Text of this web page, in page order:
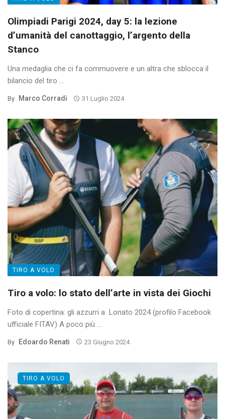
Olimpiadi Parigi 2024, day 5: la lezione
d’umanità del canottaggio, l’argento della
Stanco
Una medaglia che ci fa commuovere e un altra che sblocca il
bilancio del tiro ...
By Marco Corradi 31 Luglio 2024
TIRO A VOLO
Tiro a volo: lo stato dell’arte in vista dei Giochi
Foto di copertina: gli azzurri a Lonato 2024 (profilo Facebook
ufficiale FITAV) A poco più ...
By Edoardo Renati 23 Giugno 2024
TIRO A VOLO